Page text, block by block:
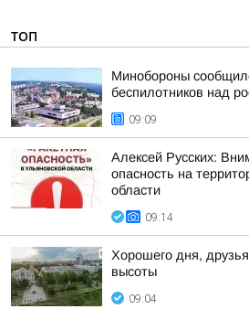
ТОП
Минобороны
беспилотников над
09:09
Алексей Русских:
опасность на
области
09:14
Хорошего дня,
высоты
09:04